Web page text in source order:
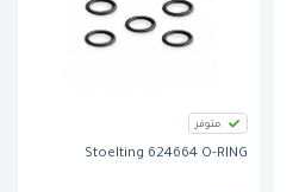
متوفر
Stoelting 624664 O-RING